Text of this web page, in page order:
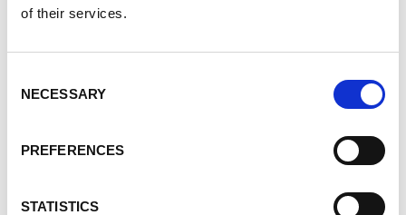
of their services.
Selection
NECESSARY
PREFERENCES
STATISTICS